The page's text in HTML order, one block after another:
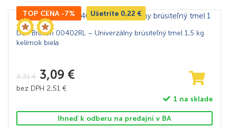
TOP CENA -7% Ušetríte 0,22 €
Den Braven 00402RL – Univerzálny brúsiteľný tmel 1,5 kg
kelímok biela
3,31€ 3,09 €
bez DPH 2,51 €
1 na sklade
Ihneď k odberu na predajni v BA